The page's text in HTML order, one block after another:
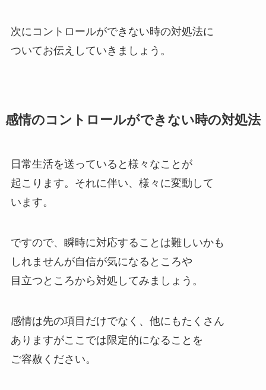
次にコントロールができない時の対処法に
ついてお伝えしていきましょう。
感情のコントロールができない時の対処法
日常生活を送っていると様々なことが
起こります。それに伴い、様々に変動して
います。
ですので、瞬時に対応することは難しいかも
しれませんが自信が気になるところや
目立つところから対処してみましょう。
感情は先の項目だけでなく、他にもたくさん
ありますがここでは限定的になることを
ご容赦ください。